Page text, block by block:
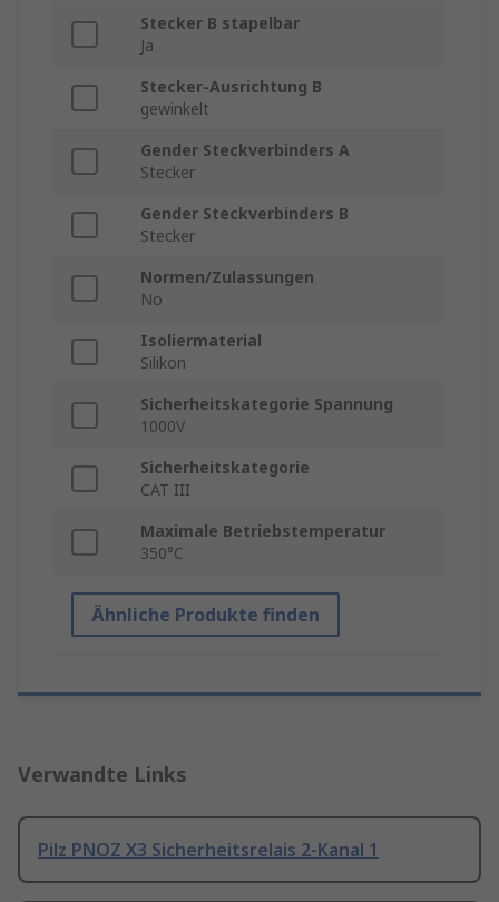
Stecker B stapelbar
Ja
Stecker-Ausrichtung B
gewinkelt
Gender Steckverbinders A
Stecker
Gender Steckverbinders B
Stecker
Normen/Zulassungen
No
Isoliermaterial
Silikon
Sicherheitskategorie Spannung
1000V
Sicherheitskategorie
CAT III
Maximale Betriebstemperatur
350°C
Ähnliche Produkte finden
Verwandte Links
Pilz PNOZ X3 Sicherheitsrelais 2-Kanal 1